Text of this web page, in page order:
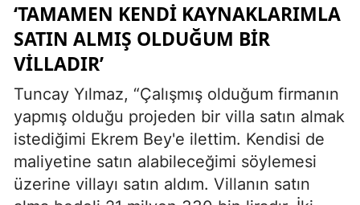
‘TAMAMEN KENDİ KAYNAKLARIMLA
SATIN ALMIŞ OLDUĞUM BİR
VİLLADIR’
Tuncay Yılmaz, “Çalışmış olduğum firmanın
yapmış olduğu projeden bir villa satın almak
istediğimi Ekrem Bey'e ilettim. Kendisi de
maliyetine satın alabileceğimi söylemesi
üzerine villayı satın aldım. Villanın satın